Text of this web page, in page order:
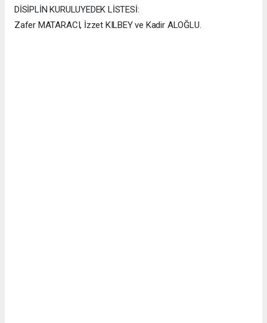
DİSİPLİN KURULUYEDEK LİSTESİ:
Zafer MATARACI, İzzet KILBEY ve Kadir ALOĞLU.